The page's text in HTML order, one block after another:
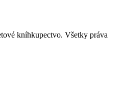
kníhkupectvo. Všetky práva